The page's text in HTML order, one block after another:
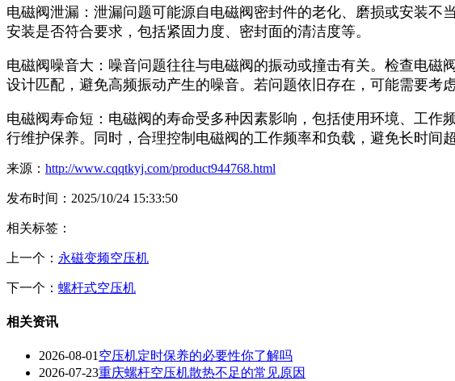
电磁阀泄漏：泄漏问题可能源自电磁阀密封件的老化、磨损或安装
安装是否符合要求，包括紧固力度、密封面的清洁度等。
电磁阀噪音大：噪音问题往往与电磁阀的振动或撞击有关。检查电
设计匹配，避免高频振动产生的噪音。若问题依旧存在，可能需要考
电磁阀寿命短：电磁阀的寿命受多种因素影响，包括使用环境、工
行维护保养。同时，合理控制电磁阀的工作频率和负载，避免长时间
来源： http://www.cqqtkyj.com/product944768.html
发布时间：2025/10/24 15:33:50
相关标签：
上一个： 永磁变频空压机
下一个： 螺杆式空压机
相关资讯
2026-08-01 空压机定时保养的必要性你了解吗
2026-07-23重庆螺杆空压机散热不足的常见原因